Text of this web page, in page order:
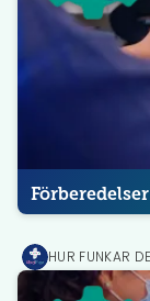
MediPrep
HUR FUNKAR